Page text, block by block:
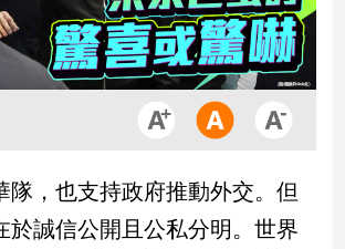
隊，也支持政府推動外交。但
於誠信公開且公私分明。世界